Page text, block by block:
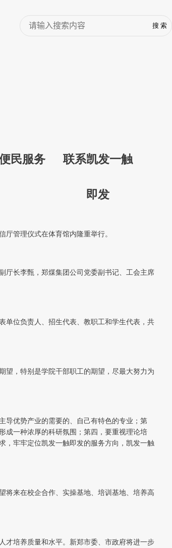
民服务 联系凯发一触
即发
管理仪式在体育馆内隆重举行。
厅长李甄，郑煤集团公司党委副书记、工会主席
单位负责人、招生代表、教职工和学生代表，共
望，特别是学院干部职工的期望，尽最大努力为
导优势产业的需要的、自己有特色的专业；第
成一种浓厚的科研氛围；第四，要重视理论培
，牢牢定位凯发一触即发的服务方向，凯发一触
将来在校企合作、实操基地、培训基地、培养高
才培养质量和水平。新郑市委、市政府将进一步